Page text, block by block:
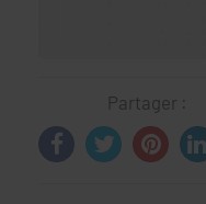
Partager :